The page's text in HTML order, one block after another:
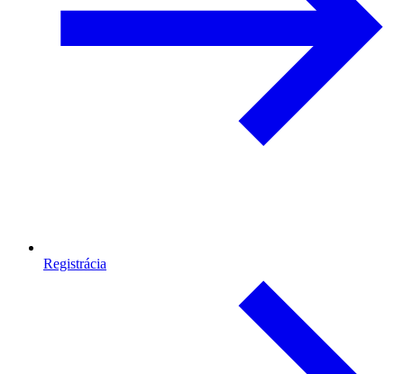
Registrácia